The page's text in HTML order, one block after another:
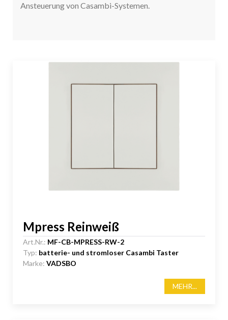
Ansteuerung von Casambi-Systemen.
Mpress Reinweiß
Art.Nr.: MF-CB-MPRESS-RW-2
Typ: batterie- und stromloser Casambi Taster
Marke: VADSBO
MEHR...